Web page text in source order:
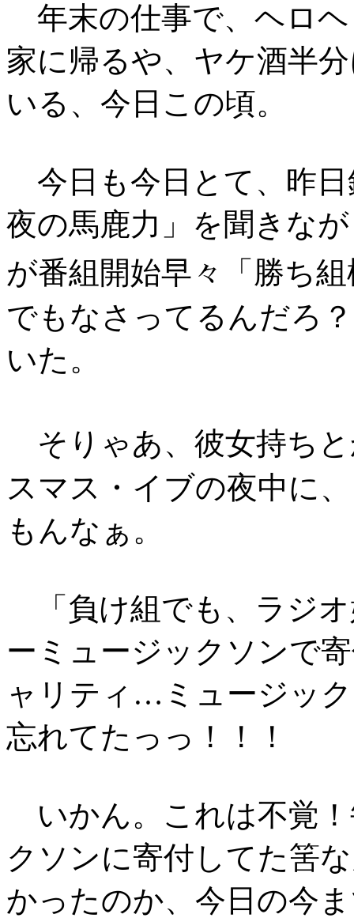
年末の仕事で、ヘロ
家に帰るや、ヤケ酒半
いる、今日この頃。
今日も今日とて、昨
夜の馬鹿力」を聞きな
が番組開始早々「勝ち
でもなさってるんだろ
いた。
そりゃあ、彼女持ち
スマス・イブの夜中に
もんなぁ。
「負け組でも、ラジ
ーミュージックソン
ャリティ…ミュージッ
忘れてたっっ！！！
いかん。これは不覚
クソンに寄付してた筈
かったのか、今日の今